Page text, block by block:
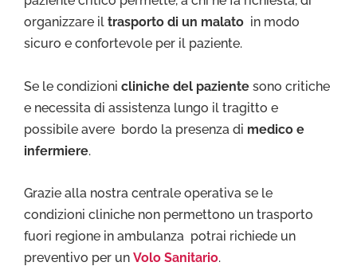
organizzare il trasporto di un malato in modo
sicuro e confortevole per il paziente.
Se le condizioni cliniche del paziente sono critiche
e necessita di assistenza lungo il tragitto e
possibile avere bordo la presenza di medico e
infermiere.
Grazie alla nostra centrale operativa se le
condizioni cliniche non permettono un trasporto
fuori regione in ambulanza potrai richiede un
preventivo per un Volo Sanitario.